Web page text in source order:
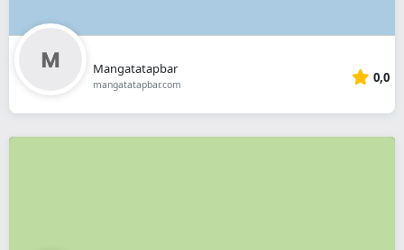
Mangatatapbar
mangatatapbar.com 0,0